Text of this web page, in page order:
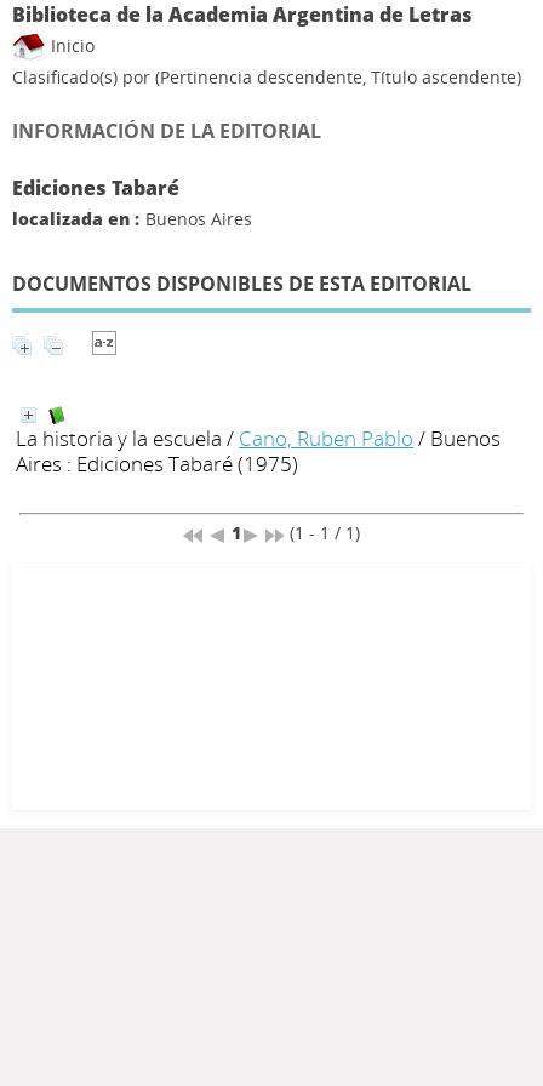
Biblioteca de la Academia Argentina de Letras
Inicio
Clasificado(s) por (Pertinencia descendente, Título ascendente)
INFORMACIÓN DE LA EDITORIAL
Ediciones Tabaré
localizada en : Buenos Aires
DOCUMENTOS DISPONIBLES DE ESTA EDITORIAL
La historia y la escuela / Cano, Ruben Pablo / Buenos
Aires : Ediciones Tabaré (1975)
1 (1 - 1 / 1)